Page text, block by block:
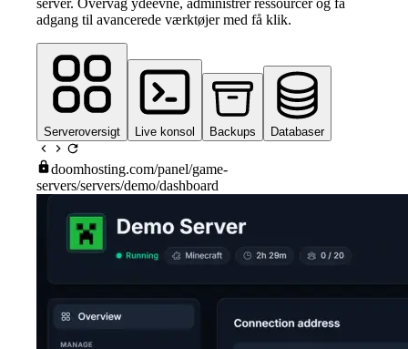
adgang til avancerede værktøjer med få klik.
Serveroversigt Live konsol Backups Databaser
doomhosting.com/panel/game-
servers/servers/demo/dashboard